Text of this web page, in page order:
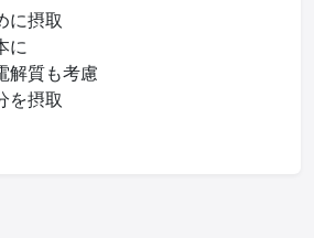
に摂取
に
解質も考慮
を摂取